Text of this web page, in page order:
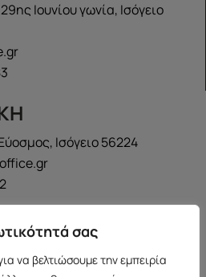
σας
να βελτιώσουμε την εμπειρία
Ιουνίου γωνία, Ισόγειο
Ισόγειο 56224
38, Ισόγειο 45444